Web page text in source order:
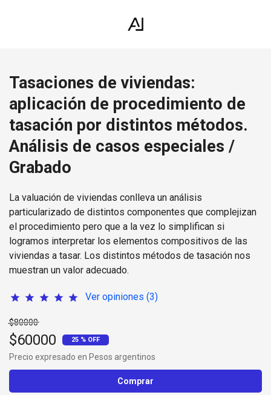
Tasaciones de viviendas:
aplicación de procedimiento de
tasación por distintos métodos.
Análisis de casos especiales /
Grabado
La valuación de viviendas conlleva un análisis
particularizado de distintos componentes que complejizan
el procedimiento pero que a la vez lo simplifican si
logramos interpretar los elementos compositivos de las
viviendas a tasar. Los distintos métodos de tasación nos
muestran un valor adecuado.
star star star star star Ver opiniones (3)
$80000
$60000 25 % OFF
Precio expresado en Pesos argentinos
Comprar